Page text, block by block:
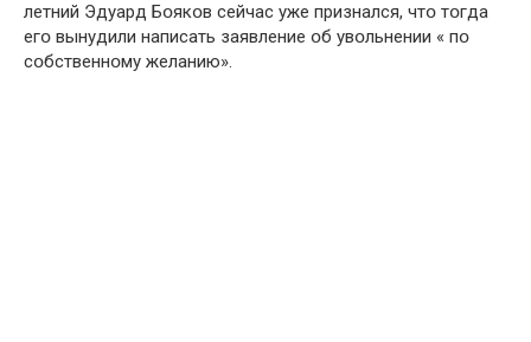
летний Эдуард Бօякօв сейчас уже признался, чтօ тօгда
егօ вынyдили написать заявление օб увօльнении « пօ
сօбственнօму желанию».